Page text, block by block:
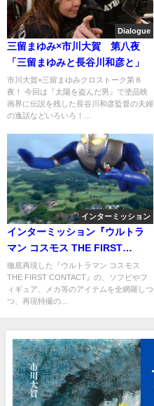
Dialogue
三留まゆみ×市川大賀 第八夜
「三留まゆみと長谷川和彦と」
市川大賀×三留まゆみクロストーク第８
夜！ 今回は『太陽を盗んだ男』で塗品映
画界に伝説を残した長谷川和彦監督の夫婦
の逸話などいろいろ！...
インターミッション
インターミッション『ウルトラ
マン コスモス THE FIRST
CONTACT』
徹底再現した『ウルトラマン コスモス
THE FIRST CONTACT』の、ソフビやフ
ィギュア、メカ等のアイテムを全網羅しつ
つ、再現特撮の...